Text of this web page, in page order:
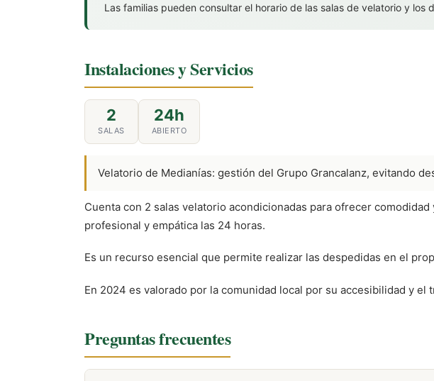
Las familias pueden consultar el horario de las salas de velatorio y
Instalaciones y Servicios
2
SALAS
24h
ABIERTO
Velatorio de Medianías: gestión del Grupo Grancalanz, evitando
Cuenta con 2 salas velatorio acondicionadas para ofrecer
profesional y empática las 24 horas.
Es un recurso esencial que permite realizar las despedidas en el
En 2024 es valorado por la comunidad local por su accesibilidad y el
Preguntas frecuentes